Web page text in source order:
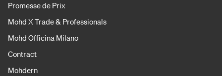
Promesse de Prix
Mohd X Trade & Professionals
Mohd Officina Milano
Contract
Mohdern